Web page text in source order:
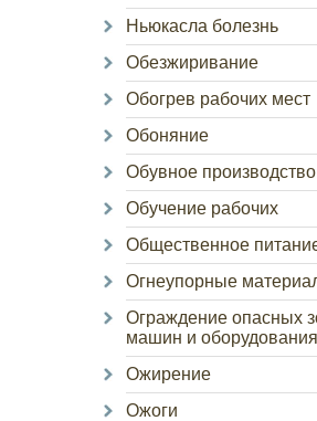
Ньюкасла болезнь
Обезжиривание
Обогрев рабочих мест
Обоняние
Обувное производство
Обучение рабочих
Общественное
Огнеупорные
Ограждение опасных
машин и оборудования
Ожирение
Ожоги